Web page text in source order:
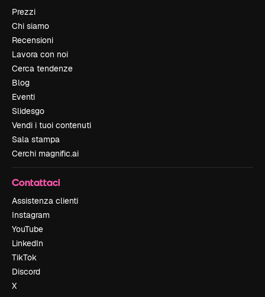
Prezzi
Chi siamo
Recensioni
Lavora con noi
Cerca tendenze
Blog
Eventi
Slidesgo
Vendi i tuoi contenuti
Sala stampa
Cerchi magnific.ai
Contattaci
Assistenza clienti
Instagram
YouTube
LinkedIn
TikTok
Discord
X